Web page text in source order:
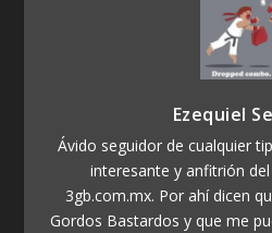
Ezequiel
Ávido seguidor de cualquier
interesante y anfitrión
3gb.com.mx. Por ahí dicen
Gordos Bastardos y que me